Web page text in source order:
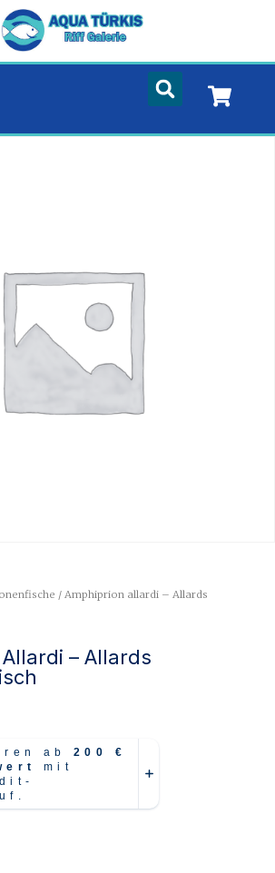
/ Amphiprion allardi – Allards
– Allards